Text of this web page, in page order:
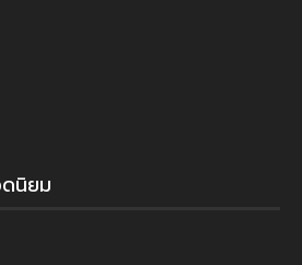
ดนิยม